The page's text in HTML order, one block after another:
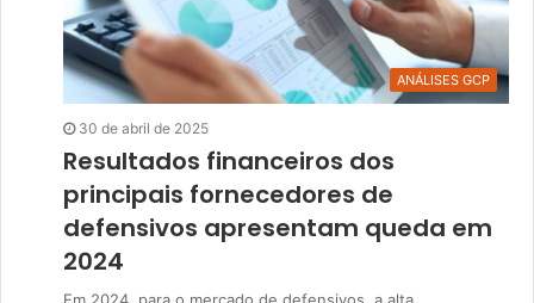
ANÁLISES GCP
30 de abril de 2025
Resultados financeiros dos
principais fornecedores de
defensivos apresentam queda em
2024
Em 2024, para o mercado de defensivos, a alta